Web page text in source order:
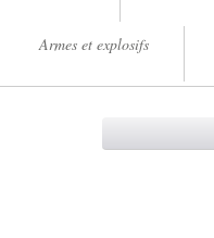
Armes et explosifs